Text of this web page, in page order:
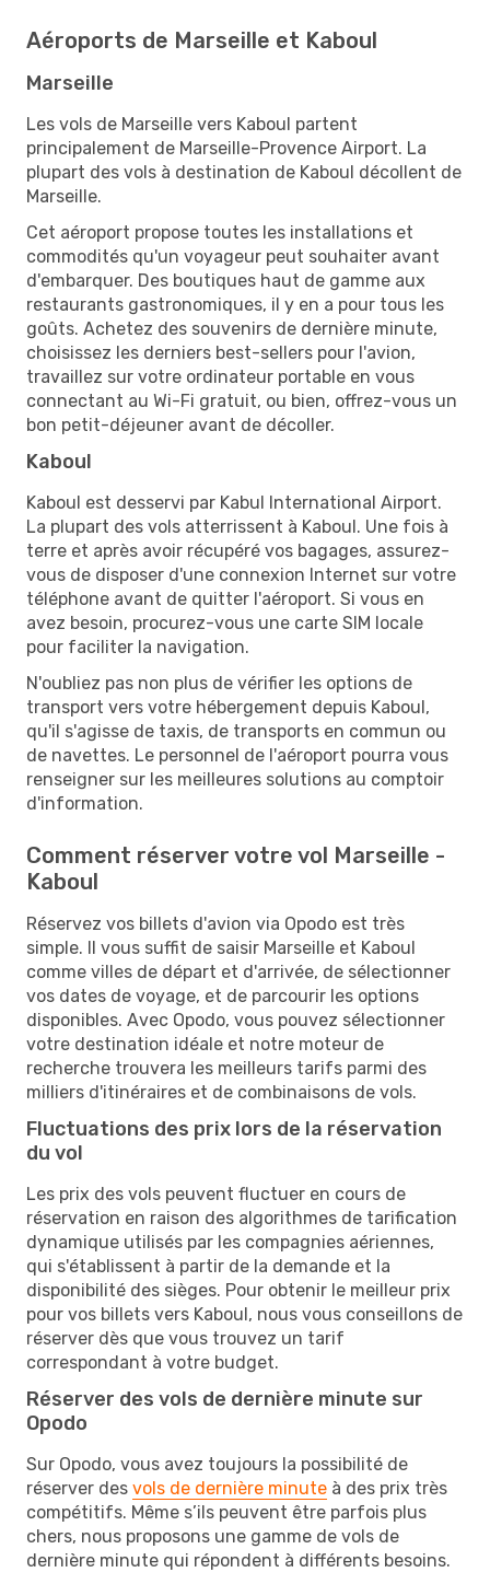
Aéroports de Marseille et Kaboul
Marseille
Les vols de Marseille vers Kaboul partent
principalement de Marseille-Provence Airport. La
plupart des vols à destination de Kaboul décollent de
Marseille.
Cet aéroport propose toutes les installations et
commodités qu'un voyageur peut souhaiter avant
d'embarquer. Des boutiques haut de gamme aux
restaurants gastronomiques, il y en a pour tous les
goûts. Achetez des souvenirs de dernière minute,
choisissez les derniers best-sellers pour l'avion,
travaillez sur votre ordinateur portable en vous
connectant au Wi-Fi gratuit, ou bien, offrez-vous un
bon petit-déjeuner avant de décoller.
Kaboul
Kaboul est desservi par Kabul International Airport.
La plupart des vols atterrissent à Kaboul. Une fois à
terre et après avoir récupéré vos bagages, assurez-
vous de disposer d'une connexion Internet sur votre
téléphone avant de quitter l'aéroport. Si vous en
avez besoin, procurez-vous une carte SIM locale
pour faciliter la navigation.
N'oubliez pas non plus de vérifier les options de
transport vers votre hébergement depuis Kaboul,
qu'il s'agisse de taxis, de transports en commun ou
de navettes. Le personnel de l'aéroport pourra vous
renseigner sur les meilleures solutions au comptoir
d'information.
Comment réserver votre vol Marseille -
Kaboul
Réservez vos billets d'avion via Opodo est très
simple. Il vous suffit de saisir Marseille et Kaboul
comme villes de départ et d'arrivée, de sélectionner
vos dates de voyage, et de parcourir les options
disponibles. Avec Opodo, vous pouvez sélectionner
votre destination idéale et notre moteur de
recherche trouvera les meilleurs tarifs parmi des
milliers d'itinéraires et de combinaisons de vols.
Fluctuations des prix lors de la réservation
du vol
Les prix des vols peuvent fluctuer en cours de
réservation en raison des algorithmes de tarification
dynamique utilisés par les compagnies aériennes,
qui s'établissent à partir de la demande et la
disponibilité des sièges. Pour obtenir le meilleur prix
pour vos billets vers Kaboul, nous vous conseillons de
réserver dès que vous trouvez un tarif
correspondant à votre budget.
Réserver des vols de dernière minute sur
Opodo
Sur Opodo, vous avez toujours la possibilité de
réserver des vols de dernière minute à des prix très
compétitifs. Même s’ils peuvent être parfois plus
chers, nous proposons une gamme de vols de
dernière minute qui répondent à différents besoins.